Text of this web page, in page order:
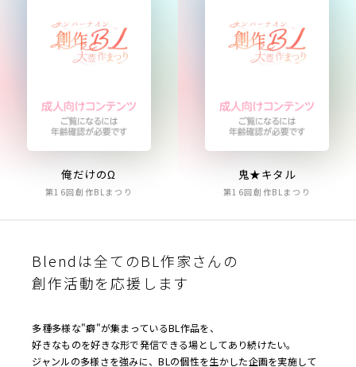
俺だけのΩ
第16回創作BLまつり
鬼★キタル
第16回創作BLまつり
Blendは全てのBL作家さんの
創作活動を応援します
多種多様な"癖"が集まっているBL作品を、
好きなものを好きな形で発信できる場としてあり続けたい。
ジャンルの多様さを強みに、BLの個性を生かした企画を実施して